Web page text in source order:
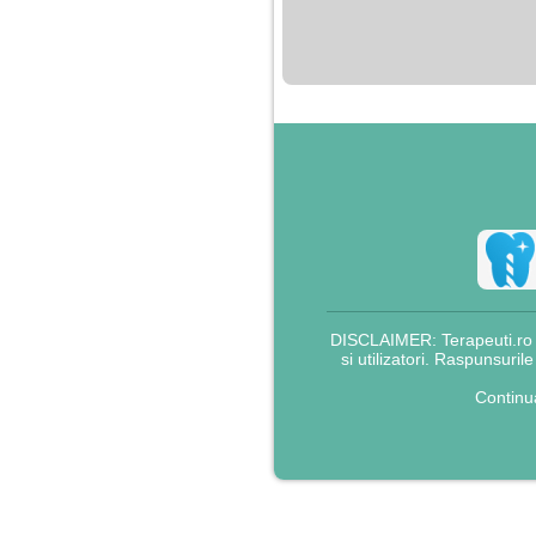
pentru bani.
DISCLAIMER:
si utilizatori.